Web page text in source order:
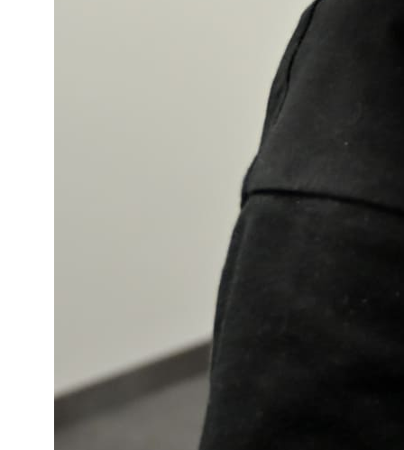
Записаться на прием
В ближайшее время мы вам перезвоним и